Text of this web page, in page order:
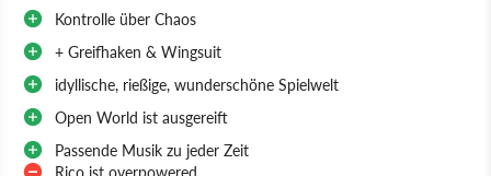
Kontrolle über Chaos
+ Greifhaken & Wingsuit
idyllische, rießige, wunderschöne Spielwelt
Open World ist ausgereift
Passende Musik zu jeder Zeit
Rico ist overpowered